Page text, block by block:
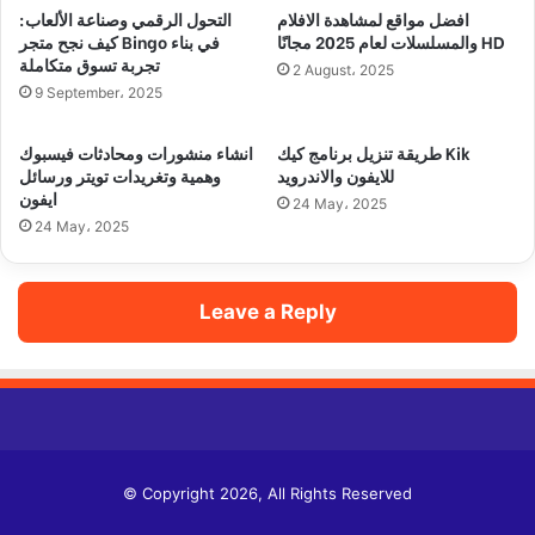
التحول الرقمي وصناعة الألعاب:
كيف نجح متجر Bingo في بناء
تجربة تسوق متكاملة
9 September، 2025
افضل مواقع لمشاهدة الافلام
والمسلسلات لعام 2025 مجانًا HD
2 August، 2025
انشاء منشورات ومحادثات فيسبوك
وهمية وتغريدات تويتر ورسائل
ايفون
24 May، 2025
طريقة تنزيل برنامج كيك Kik
للايفون والاندرويد
24 May، 2025
Leave a Reply
© Copyright 2026, All Rights Reserved